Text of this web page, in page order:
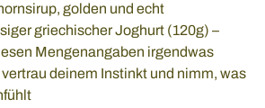
golden und echt
griechischer Joghurt (120g) –
Mengenangaben irgendwas
deinem Instinkt und nimm, was